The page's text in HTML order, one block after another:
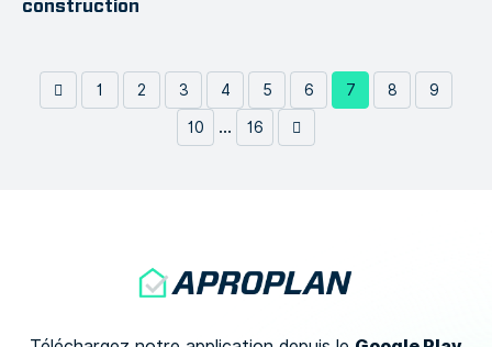
construction
1 2 3 4 5 6 7 8
9
10
... 16